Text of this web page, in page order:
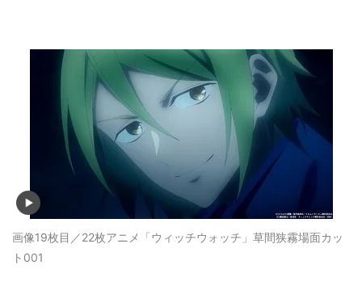
画像19枚目／22枚アニメ「ウィッチウォッチ」草間狭霧場面カッ
ト001